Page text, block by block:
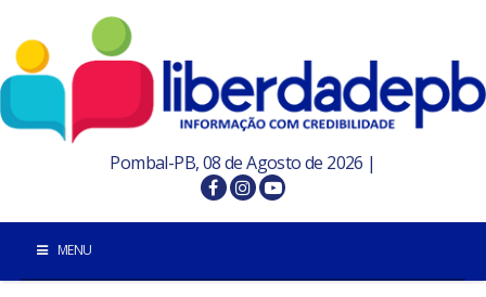
Pombal-PB, 08 de Agosto de 2026 |
MENU